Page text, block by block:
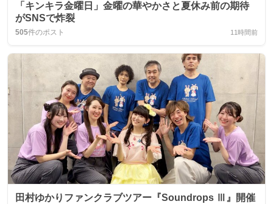
「キンキラ金曜日」金曜の華やかさと夏休み前の期待
がSNSで炸裂
505件のポスト 11時間前
田村ゆかりファンクラブツアー『Soundrops Ⅲ』開催